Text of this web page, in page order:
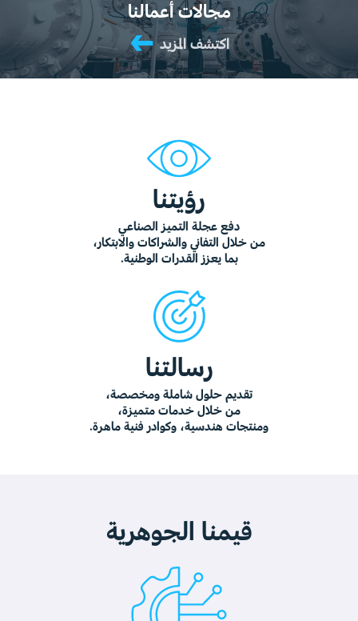
مجالات أعمالنا
اكتشف المزيد←
رؤيتنا
دفع عجلة التميز الصناعي
من خلال التفاني والشراكات والابتكار،
بما يعزز القدرات الوطنية.
رسالتنا
تقديم حلول شاملة ومخصصة،
من خلال خدمات متميزة،
ومنتجات هندسية، وكوادر فنية ماهرة.
قيمنا الجوهرية